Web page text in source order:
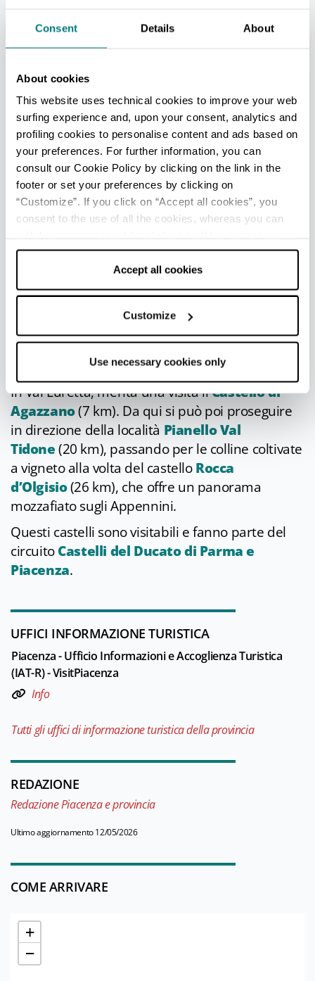
Consent Details About
About cookies
This website uses technical cookies to improve your web
surfing experience and, upon your consent, analytics and
profiling cookies to personalise content and ads based on
your preferences. For further information, you can
consult our Cookie Policy by clicking on the link in the
footer or set your preferences by clicking on
“Customize”. If you click on “Accept all cookies”, you
consent to the use of all the cookies, whereas you can
cookies only” and only the technical cookies for the
correct functioning of the website will be used.
Accept all cookies
Customize
Use necessary cookies only
INFORMAZIONI E CONSIGLI UTILI
Il borgo è completamente chiuso al traffico, con
selciato in acciottolato, parcheggio per auto e
pullman adiacente.
NEI DINTORNI
(17 km). Percorrendo la panoramica
strada della Val Trebbia, la SS4, si raggiunge in
poco tempo la città diBobbio(30 km), con
l’abbazia di San Colombano e il caratteristico
ponte "gobbo".
In Val Luretta, merita una visita ilCastello di
Agazzano(7 km). Da qui si può poi proseguire
in direzione della località Pianello Val
Tidone(20 km), passando per le colline coltivate
a vigneto alla volta del castelloRocca
d’Olgisio(26 km), che offre un panorama
mozzafiato sugli Appennini.
Questi castelli sono visitabili e fanno parte del
circuitoCastelli del Ducato di Parma e
Piacenza.
UFFICI INFORMAZIONE TURISTICA
Piacenza - Ufficio Informazioni e Accoglienza Turistica
(IAT-R) - VisitPiacenza
Info
Tutti gli uffici di informazione turistica della provincia
REDAZIONE
Redazione Piacenza e provincia
Ultimo aggiornamento 12/05/2026
COME ARRIVARE
+
−